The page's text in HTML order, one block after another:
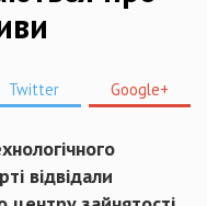
Twitter Google+
відвідали